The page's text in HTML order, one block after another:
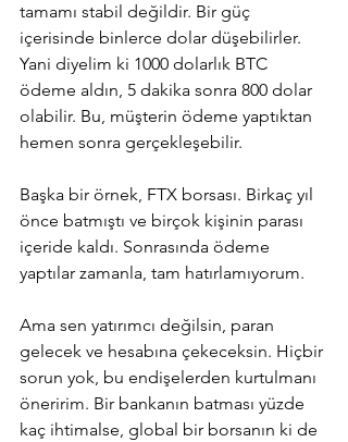
tamamı stabil değildir. Bir güç
içerisinde binlerce dolar düşebilirler.
Yani diyelim ki 1000 dolarlık BTC
ödeme aldın, 5 dakika sonra 800 dolar
olabilir. Bu, müşterin ödeme yaptıktan
hemen sonra gerçekleşebilir.
Başka bir örnek, FTX borsası. Birkaç yıl
önce batmıştı ve birçok kişinin parası
içeride kaldı. Sonrasında ödeme
yaptılar zamanla, tam hatırlamıyorum.
Ama sen yatırımcı değilsin, paran
gelecek ve hesabına çekeceksin. Hiçbir
sorun yok, bu endişelerden kurtulmanı
öneririm. Bir bankanın batması yüzde
kaç ihtimalse, global bir borsanın ki de